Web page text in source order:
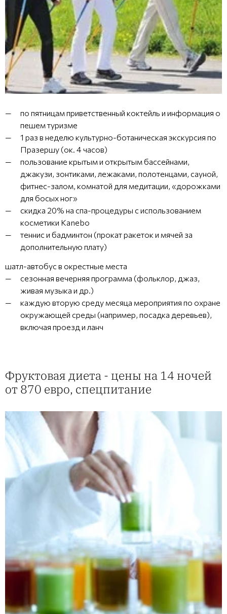
по пятницам приветственный коктейль и информация о
пешем туризме
1 раз в неделю культурно-ботаническая экскурсия по
Празершу (ок. 4 часов)
пользование крытым и открытым бассейнами,
джакузи, зонтиками, лежаками, полотенцами, сауной,
фитнес-залом, комнатой для медитации, «дорожками
для босых ног»
скидка 20% на спа-процедуры с использованием
косметики Kanebo
теннис и бадминтон (прокат ракеток и мячей за
дополнительную плату)
шатл-автобус в окрестные места
сезонная вечерняя программа (фольклор, джаз,
живая музыка и др.)
каждую вторую среду месяца мероприятия по охране
окружающей среды (например, посадка деревьев),
включая проезд и ланч
Фруктовая диета - цены на 14 ночей
от 870 евро, спецпитание